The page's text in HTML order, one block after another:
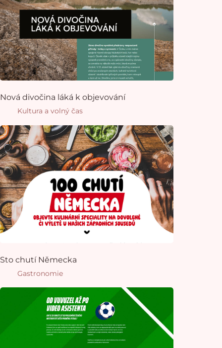
Nová divočina láká k objevování
Kultura a volný čas
Sto chutí Německa
Gastronomie